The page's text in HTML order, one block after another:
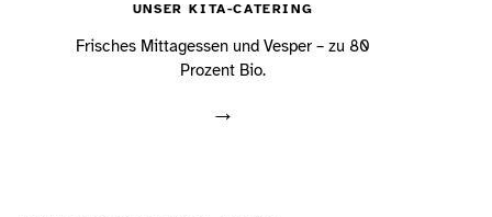
UNSER KITA-CATERING
Frisches Mittagessen und Vesper – zu 80
Prozent Bio.
→